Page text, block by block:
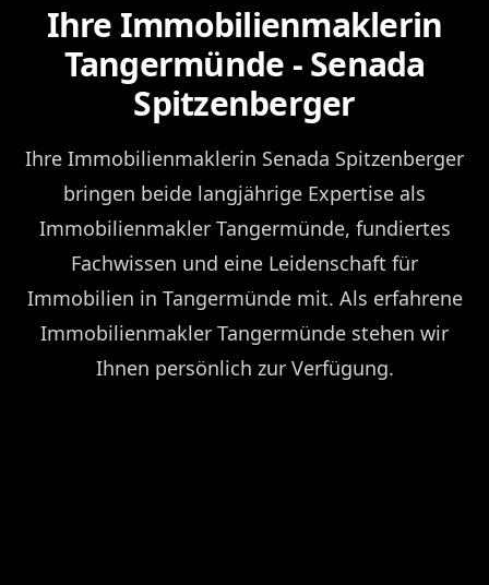
Ihre Immobilienmaklerin
Tangermünde - Senada
Spitzenberger
Ihre Immobilienmaklerin Senada Spitzenberger
bringen beide langjährige Expertise als
Immobilienmakler Tangermünde, fundiertes
Fachwissen und eine Leidenschaft für
Immobilien in Tangermünde mit. Als erfahrene
Immobilienmakler Tangermünde stehen wir
Ihnen persönlich zur Verfügung.